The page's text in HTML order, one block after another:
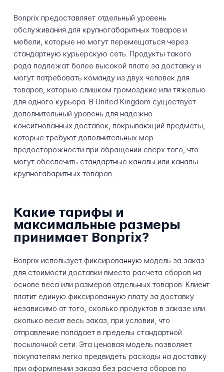
Bonprix предоставляет отдельный уровень
обслуживания для крупногабаритных товаров и
мебели, которые не могут перемещаться через
стандартную курьерскую сеть. Продукты такого
рода подлежат более высокой плате за доставку и
могут потребовать команду из двух человек для
товаров, которые слишком громоздкие или тяжелые
для одного курьера. В United Kingdom существует
дополнительный уровень для надежно
консигнованных доставок, покрывающий предметы,
которые требуют дополнительных мер
предосторожности при обращении сверх того, что
могут обеспечить стандартные каналы или каналы
крупногабаритных товаров.
Какие тарифы и
максимальные размеры
принимает Bonprix?
Bonprix использует фиксированную модель за заказ
для стоимости доставки вместо расчета сборов на
основе веса или размеров отдельных товаров. Клиент
платит единую фиксированную плату за доставку
независимо от того, сколько продуктов в заказе или
сколько весит весь заказ, при условии, что
отправление попадает в пределы стандартной
посылочной сети. Эта ценовая модель позволяет
покупателям легко предвидеть расходы на доставку
при оформлении заказа без расчета сборов по